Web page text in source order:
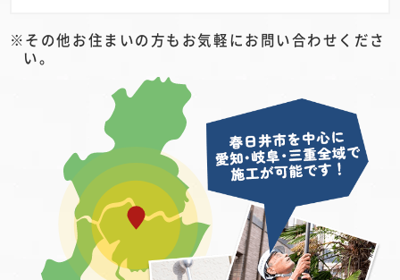
その他お住まいの方もお気軽にお問い合わせくださ
い。